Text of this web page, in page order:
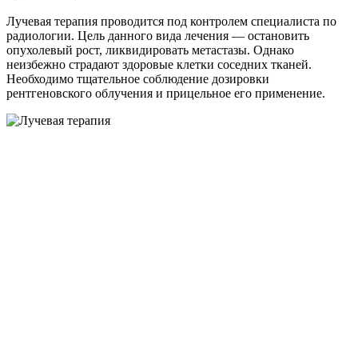
Лучевая терапия проводится под контролем специалиста по
радиологии. Цель данного вида лечения — остановить
опухолевый рост, ликвидировать метастазы. Однако
неизбежно страдают здоровые клетки соседних тканей.
Необходимо тщательное соблюдение дозировки
рентгеновского облучения и прицельное его применение.